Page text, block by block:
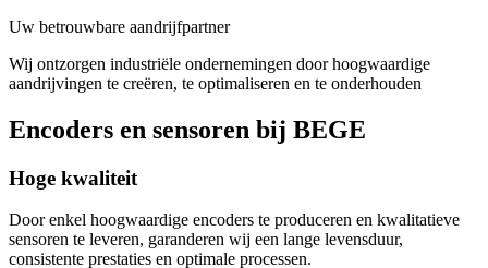
Uw betrouwbare aandrijfpartner
Wij ontzorgen industriële ondernemingen door hoogwaardige
aandrijvingen te creëren, te optimaliseren en te onderhouden
Encoders en sensoren bij BEGE
Hoge kwaliteit
Door enkel hoogwaardige encoders te produceren en kwalitatieve
sensoren te leveren, garanderen wij een lange levensduur,
consistente prestaties en optimale processen.